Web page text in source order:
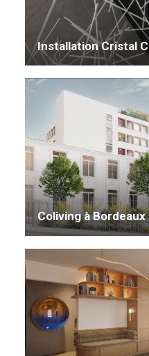
Installation Cristal
Coliving à Bordeaux